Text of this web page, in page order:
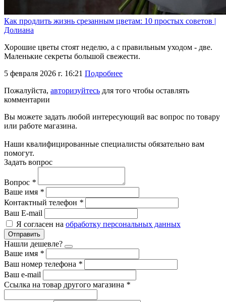
Как продлить жизнь срезанным цветам: 10 простых советов |
Долиана
Хорошие цветы стоят неделю, а с правильным уходом - две.
Маленькие секреты большой свежести.
5 февраля 2026 г. 16:21 Подробнее
Пожалуйста, авторизуйтесь для того чтобы оставлять
комментарии
Вы можете задать любой интересующий вас вопрос по товару
или работе магазина.
Наши квалифицированные специалисты обязательно вам
помогут.
Задать вопрос
Вопрос *
Ваше имя *
Контактный телефон *
Ваш E-mail
Я согласен на обработку персональных данных
Отправить
Нашли дешевле?
Ваше имя *
Ваш номер телефона *
Ваш e-mail
Ссылка на товар другого магазина *